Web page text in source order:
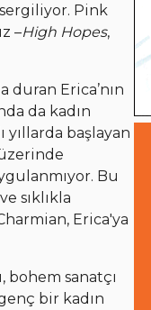
Pink
–High Hopes,
duran Erica’nın
da kadın
yıllarda başlayan
Bu
sıklıkla
Erica'ya
bohem sanatçı
bir kadın